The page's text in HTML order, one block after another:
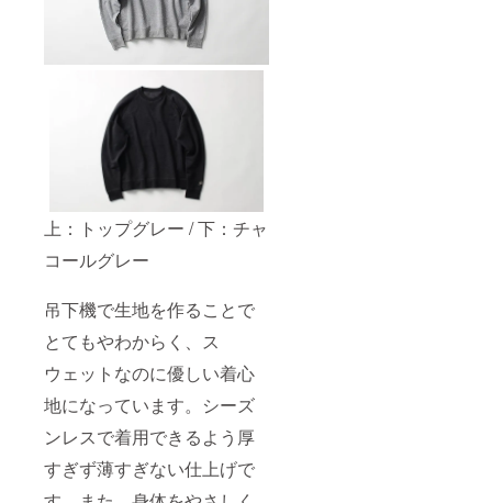
上：トップグレー / 下：チャ
コールグレー
吊下機で生地を作ることで
とてもやわからく、ス
ウェットなのに優しい着心
地になっています。シーズ
ンレスで着用できるよう厚
すぎず薄すぎない仕上げで